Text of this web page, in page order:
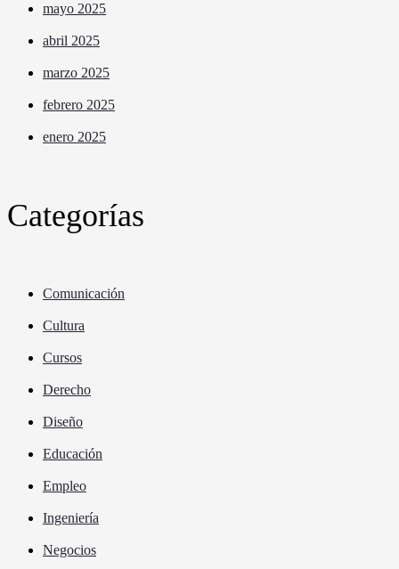
mayo 2025
abril 2025
marzo 2025
febrero 2025
enero 2025
Categorías
Comunicación
Cultura
Cursos
Derecho
Diseño
Educación
Empleo
Ingeniería
Negocios